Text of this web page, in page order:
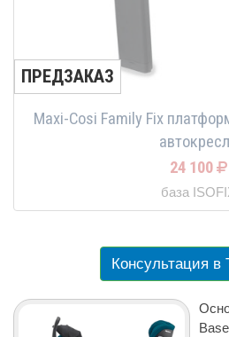
ПРЕДЗАКАЗ
Maxi-Cosi Family Fix
24 100
база
Консультация в